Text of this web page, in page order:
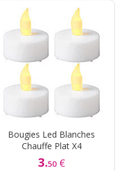
Bougies Led Blanches
Chauffe Plat X4
3.50 €